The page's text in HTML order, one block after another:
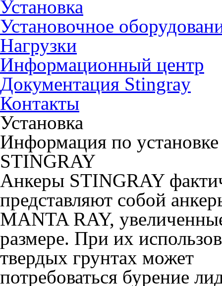
Установка
Установочное
Нагрузки
Информационный центр
Документация Stingray
Контакты
Установка
Информация по установке
STINGRAY
Анкеры STINGRAY
представляют собой
MANTA RAY,
размере. При их
твердых грунтах может
потребоваться бурение